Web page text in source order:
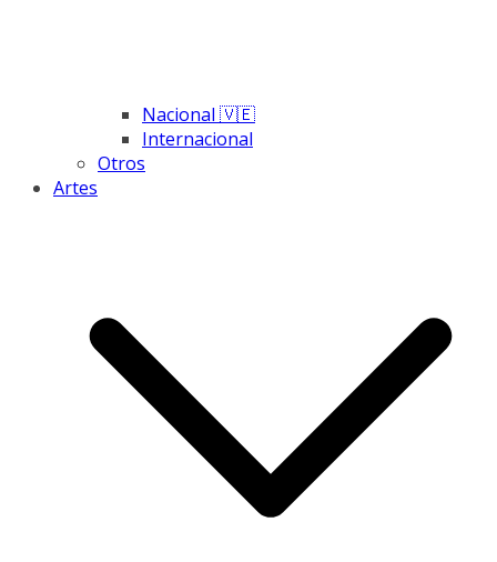
Nacional 🇻🇪
Internacional
Otros
Artes